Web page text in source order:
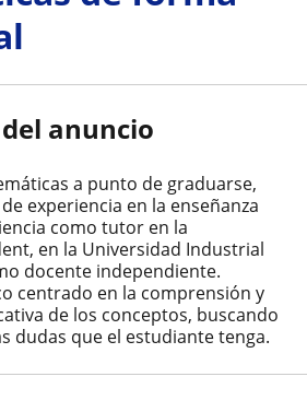
anuncio
a punto de graduarse,
experiencia en la enseñanza
como tutor en la
en la Universidad Industrial
docente independiente.
centrado en la comprensión y
de los conceptos, buscando
dudas que el estudiante tenga.